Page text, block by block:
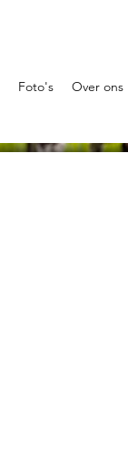
Foto's Over ons